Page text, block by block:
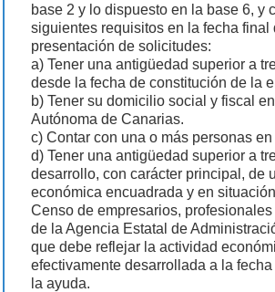
base 2 y lo dispuesto en la base 6, y
siguientes requisitos en la fecha final
presentación de solicitudes:
a) Tener una antigüedad superior a
desde la fecha de constitución de la
b) Tener su domicilio social y fiscal
Autónoma de Canarias.
c) Contar con una o más personas
d) Tener una antigüedad superior a
desarrollo, con carácter principal, de
económica encuadrada y en
Censo de empresarios,
de la Agencia Estatal de
que debe reflejar la actividad
efectivamente desarrollada a la
la ayuda.